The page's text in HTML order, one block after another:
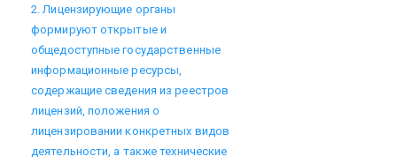
2. Лицензирующие органы
формируют открытые и
общедоступные государственные
информационные ресурсы,
содержащие сведения из реестров
лицензий, положения о
лицензировании конкретных видов
деятельности, а также технические